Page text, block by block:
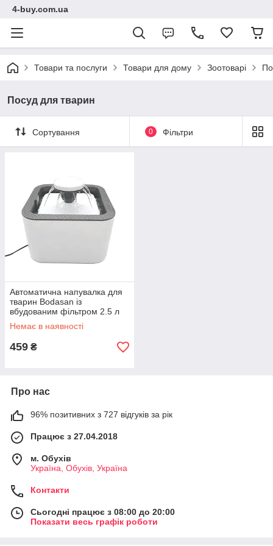
4-buy.com.ua
Товари та послуги Товари для дому Зоотоварі
Посуд для тварин
Сортування 0 Фільтри
Автоматична напувалка для
тварин Bodasan із
вбудованим фільтром 2.5 л
(PDP0)
Немає в наявності
459 ₴
Про нас
96% позитивних з 727 відгуків за рік
Працює з 27.04.2018
м. Обухів
Україна, Обухів, Україна
Контакти
Сьогодні працює з 08:00 до 20:00
Показати весь графік роботи